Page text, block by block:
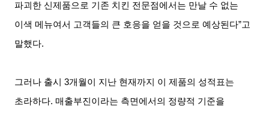
파괴한 신제품으로 기존 치킨 전문점에서는 만날 수 없는
이색 메뉴여서 고객들의 큰 호응을 얻을 것으로 예상된다”고
말했다.
그러나 출시 3개월이 지난 현재까지 이 제품의 성적표는
초라하다.매출부진이라는 측면에서의 정량적 기준을